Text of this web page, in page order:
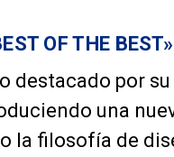
OF THE
destacado por
una
la filosofía de